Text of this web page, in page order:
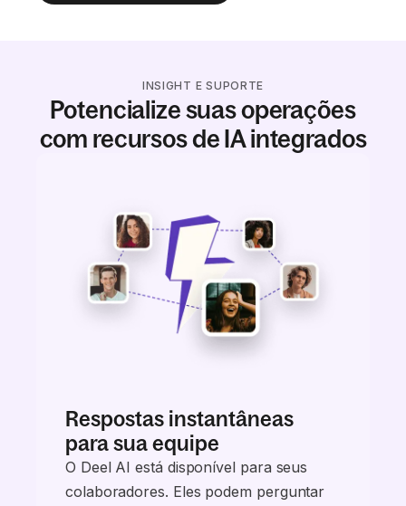
INSIGHT E SUPORTE
Potencialize suas operações
com recursos de IA integrados
Respostas instantâneas
para sua equipe
O Deel AI está disponível para seus
colaboradores. Eles podem perguntar